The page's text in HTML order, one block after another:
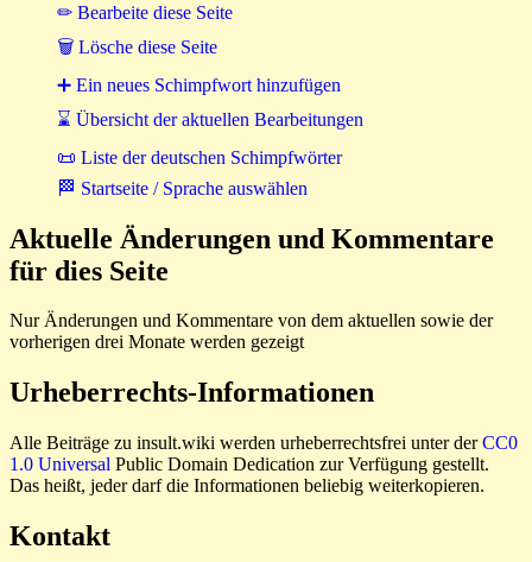
✏ Bearbeite diese Seite
🗑 Lösche diese Seite
➕ Ein neues Schimpfwort hinzufügen
⌛ Übersicht der aktuellen Bearbeitungen
📜 Liste der deutschen Schimpfwörter
🏁 Startseite / Sprache auswählen
Aktuelle Änderungen und Kommentare
für dies Seite
Nur Änderungen und Kommentare von dem aktuellen sowie der
vorherigen drei Monate werden gezeigt
Urheberrechts-Informationen
Alle Beiträge zu insult.wiki werden urheberrechtsfrei unter derCC0
1.0 Universal Public Domain Dedication zur Verfügung gestellt.
Das heißt, jeder darf die Informationen beliebig weiterkopieren.
Kontakt